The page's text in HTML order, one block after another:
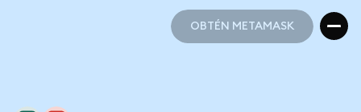
OBTÉN METAMASK